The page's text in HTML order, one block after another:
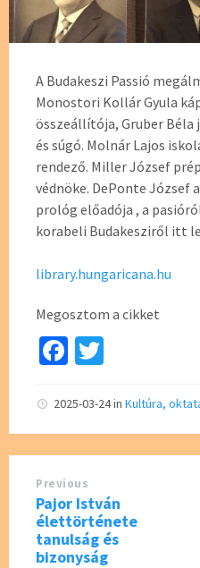
A Budakeszi Passió
Monostori Kollár Gyula
összeállítója, Gruber
és súgó. Molnár Lajos
rendező. Miller József
védnöke. DePonte József
prológ előadója , a
korabeli Budakesziről itt
library.hungaricana.hu
Megosztom a cikket
Fa
b
o
o
k
tt
er
2025-03-24in Kultúra,
Previous
Pajor István
élettörténete
tanulság és
bizonyság